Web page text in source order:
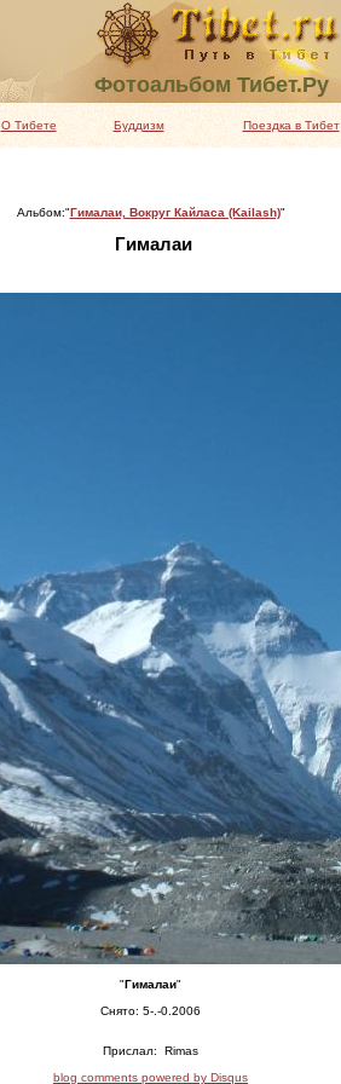
Фотоальбом Тибет.Ру
О Тибете Буддизм Поездка в Тибет
Альбом:"Гималаи, Вокруг Кайласа (Kailash)"
Гималаи
"Гималаи"
Снято: 5-.-0.2006
Прислал: Rimas
blog comments powered by Disqus